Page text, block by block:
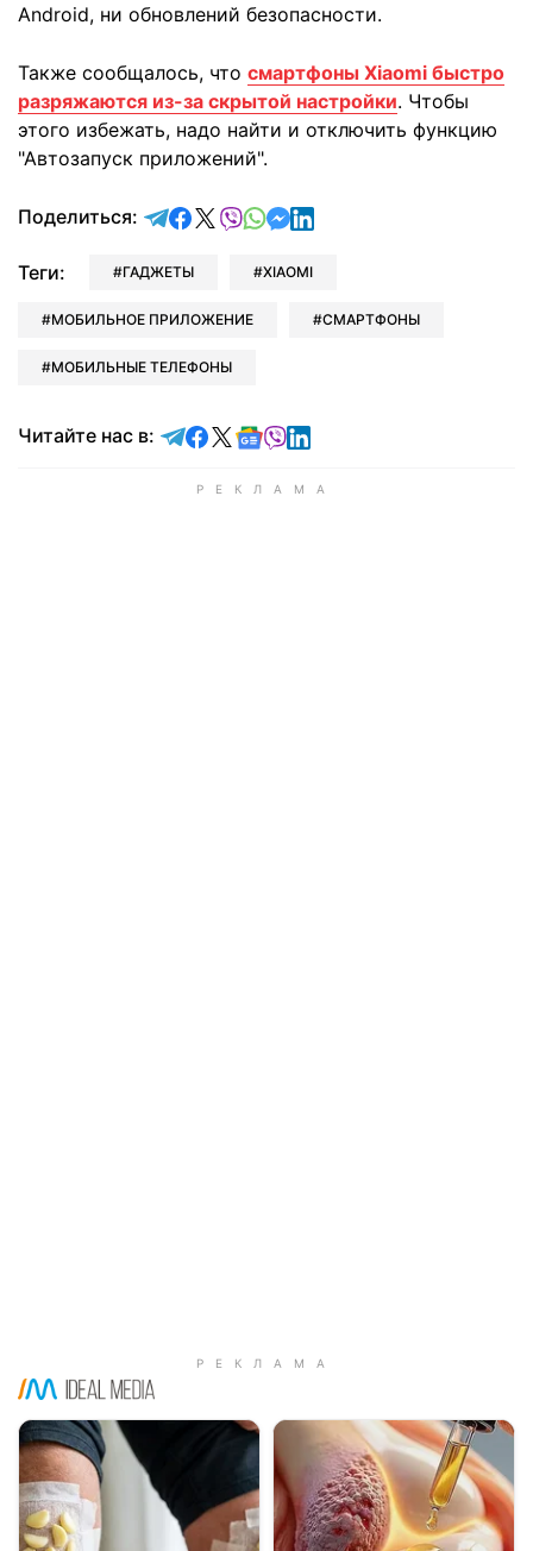
Android, ни обновлений безопасности.
Также сообщалось, что смартфоны Xiaomi быстро
разряжаются из-за скрытой настройки. Чтобы
этого избежать, надо найти и отключить функцию
"Автозапуск приложений".
Поделиться: отправить в Telegram
поделиться в Facebook
поделиться в X
отправить в Viber
отправить в Whatsapp
отправить в Messenger
отправить в LinkedIn
Теги: ГАДЖЕТЫ XIAOMI
МОБИЛЬНОЕ ПРИЛОЖЕНИЕ СМАРТФОНЫ
МОБИЛЬНЫЕ ТЕЛЕФОНЫ
Читайте нас в: Читайте в Telegram
Читайте в Facebook
Читайте в X
Читайте в Google news
Читайте в Viber
Читайте в LinkedIn